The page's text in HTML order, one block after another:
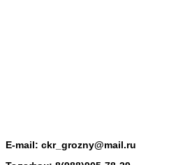
E-mail: ckr_grozny@mail.ru